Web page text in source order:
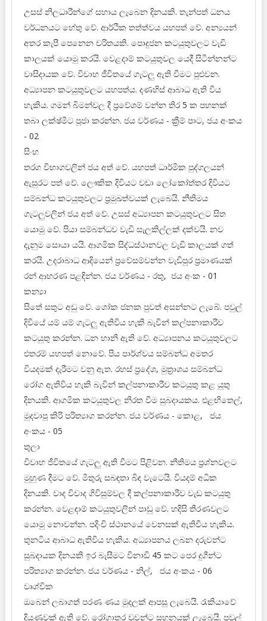
උසස් නිලධාරීන්ගේ සහාය ලැබෙන දිනයකි. තැන්පත් ධනය
වර්ධනයට හේතු වේ. ආර්ථික තත්ත්වය යහපත් වේ. අන්‍යයන්
අතර කැපී පෙනෙන චරිතයකි. පොදුජන කටයුතුවලට වැඩි
කාලයක් යොමු කරයි. වෙළදාම් කටයුතුවල යෙදී සිටින්නන්ට
වාසිදායක වේ. විවාහ ජීවිතයේ ගැටලු ඇති වීමට පුළුවන.
අධ්‍යාපන කටයුතුවලට යහපත්ය. දණහිස් ආබාධ ඇති විය
හැකිය. ගමන් බිමන්වල දී ප්‍රවේශම් වන්න තිර 5 ක පහනක්
තබා ලක්ෂ්මීට පූජා කරන්න. ජය වර්ණය - ක්‍රීම් පාට, ජය අංකය
- 02
සිංහ
තරග විභාගවලින් ජය අත් වේ. යහපත් ධාර්මික පුද්ගලයන්
ඇසුරට පත් වේ. ලෞකික දිවියට වඩා ලෝකෝත්තර දිවියට
සම්බන්ධ කටයුතුවලට ප්‍රමුඛත්වයක් ලැබෙයි. නීතිමය
ගැටලුවලින් ජය අත් වේ. උසස් අධ්‍යාපන කටයුතුවලට සිත
යොමු වේ. පියා සම්බන්ධව වැඩි සැලකිල්ලක් දක්වයි. නව
දැනුම සොයා යයි. ආගමික සිද්ධස්ථානවල වැඩි කාලයක් ගත්
කරයි. උදරාබාධ ආදියෙන් ප්‍රවේසම්වන්න වැඩිපුර ප්‍රමාණයක්
රන් ආභරණ පළඳින්න. ජය වර්ණය - රතු, ජය අංක - 01
කන්‍යා
සිතේ සතුට අඩු වේ. ශෝක ජනක පුවත් අසන්නට ලැබේ. පවුල්
දිවියේ යම් යම් ගැටලු ඇතිවිය හැකි බැවින් කල්පනාකාරීව
කටයුතු කරන්න. ධන හානි ඇති වේ. අධ්‍යාපනය කටයුතුවලට
එතරම් යහපත් නොවේ. පිය පාර්ශ්වය සම්බන්ධ අමතර
වියදමක් දැරීමට වනු ඇත. රහස් ප්‍රදේශ, මුත්‍රාශය සම්බන්ධ
රෝග ඇතිවිය හැකි බැවින් කල්පනාකාරීව කටයුතු කළ යුතු
දිනයකි. ආගමික කටයුතුවල නිරත වීම සුබදායකය. එළඟිතෙල්,
මුදවාපු කිරි පරිත්‍යාග කරන්න. ජය වර්ණය - කොළ, ජය
අංකය - 05
තුලා
විවාහ ජීවිතයේ ගැටලු ඇති වීමට පිළිවන. නීතිමය ප්‍රශ්නවලට
මුහුණ දීමට වේ. මිතුරු සබඳතා බිඳ වැටෙයි. වියදම් අධික
දිනයකි. වාද විවාද ගිවිසුම්වල දී කල්පනාකාරීව වැඩ කටයුතු
කරන්න. වෙළඳාම් කටයුතුවලින් පාඩු වේ. හදිසි තීරණවලට
යොමු නොවන්න. පදිංචි ස්ථානයේ වෙනසක් ඇතිවිය හැකිය.
තුනටිය ආබාධ ඇතිවිය හැකිය. අධ්‍යාපනය ලබන දරුවන්ට
සුබදායක දිනයකි ඉර බැසීමට විනාඩි 45 කට පෙර දුගීන්ට
පරිත්‍යාග කරන්න. ජය වර්ණය - නිල්, ජය අංකය - 06
වෘශ්චික
ඔබෙන් ලබාගත් පරණ ණය මුදලක් ආපසු ලැබෙයි. රැකියාවේ
දියුණුවක් ඇති වේ. රෝගාතුර වූවන්ට සහනයක් ලැබෙයි. පවුල්